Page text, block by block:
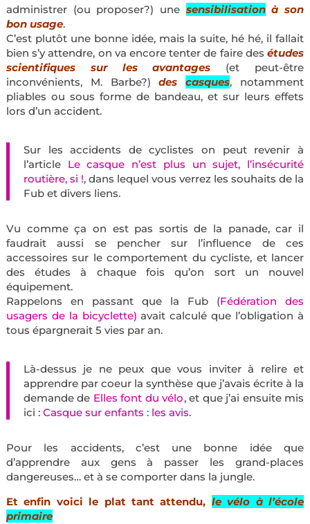
administrer (ou proposer?) une sensibilisationà son
bon usage.
C’est plutôt une bonne idée, mais la suite, hé hé, il fallait
bien s’y attendre, on va encore tenter de faire desétudes
scientifiques sur les avantages (et peut-être
inconvénients, M. Barbe?)descasques, notamment
pliables ou sous forme de bandeau, et sur leurs effets
lors d’un accident.
Sur les accidents de cyclistes on peut revenir à
l’article Le casque n’est plus un sujet, l’insécurité
routière, si !, dans lequel vous verrez les souhaits de la
Fub et divers liens.
Vu comme ça on est pas sortis de la panade, car il
faudrait aussi se pencher sur l’influence de ces
accessoires sur le comportement du cycliste, et lancer
des études à chaque fois qu’on sort un nouvel
équipement.
Rappelons en passant que la Fub (Fédération des
usagers de la bicyclette) avait calculé que l’obligation à
tous épargnerait 5 vies par an.
Là-dessus je ne peux que vous inviter à relire et
apprendre par coeur la synthèse que j’avais écrite à la
demande de Elles font du vélo, et que j’ai ensuite mis
ici : Casque sur enfants : les avis.
Pour les accidents, c’est une bonne idée que
d’apprendre aux gens à passer les grand-places
dangereuses… et à se comporter dans la jungle.
Et enfin voici le plat tant attendu, le vélo à l’école
primaire